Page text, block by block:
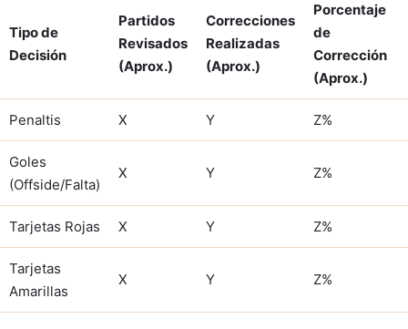
Tipo de
Decisión
Partidos
Revisados
(Aprox.)
Correcciones
Realizadas
(Aprox.)
Porcentaje
de
Corrección
(Aprox.)
Penaltis X Y Z%
Goles
(Offside/Falta)
X Y Z%
Tarjetas Rojas X Y Z%
Tarjetas
Amarillas
X Y Z%